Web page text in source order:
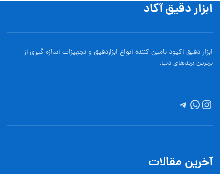
ابزار دقیق آکاد
ابزار دقیق اکیود تامین کننده انواع ابزاردقيق و تجهيزات اندازه گیری از
برترین برندهای دنیا.
آخرین مقالات